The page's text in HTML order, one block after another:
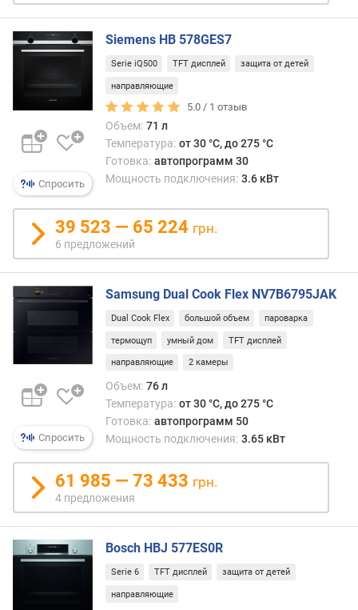
к
о
л
в
е
ж
м
(
ш
т
)
м
а
и
ч
с
и
х
п
Спросить
Siemens HB 578GES7
Serie iQ500 TFT дисплей защита от детей
направляющие
5.0 / 1 отзыв
Объем: 71 л
Температура: от 30 °C, до 275 °C
Готовка: автопрограмм 30
Мощность подключения: 3.6 кВт
39 523 — 65 224 грн.
6 предложений
Спросить
Samsung Dual Cook Flex NV7B6795JAK
Dual Cook Flex большой объем пароварка
термощуп умный дом TFT дисплей
направляющие 2 камеры
Объем: 76 л
Температура: от 30 °C, до 275 °C
Готовка: автопрограмм 50
Мощность подключения: 3.65 кВт
61 985 — 73 433 грн.
4 предложения
Bosch HBJ 577ES0R
Serie 6 TFT дисплей защита от детей
направляющие